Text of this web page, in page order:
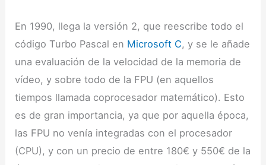
En 1990, llega la versión 2, que reescribe todo el
código Turbo Pascal en Microsoft C, y se le añade
una evaluación de la velocidad de la memoria de
vídeo, y sobre todo de la FPU (en aquellos
tiempos llamada coprocesador matemático). Esto
es de gran importancia, ya que por aquella época,
las FPU no venía integradas con el procesador
(CPU), y con un precio de entre 180€ y 550€ de la